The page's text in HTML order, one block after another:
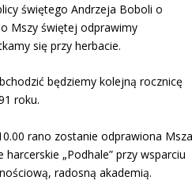
świętego Andrzeja Boboli o
Mszy świętej odprawimy
się przy herbacie.
będziemy kolejną rocznicę
roku.
rano zostanie odprawiona
„Podhale” przy wsparciu
radosną akademią.